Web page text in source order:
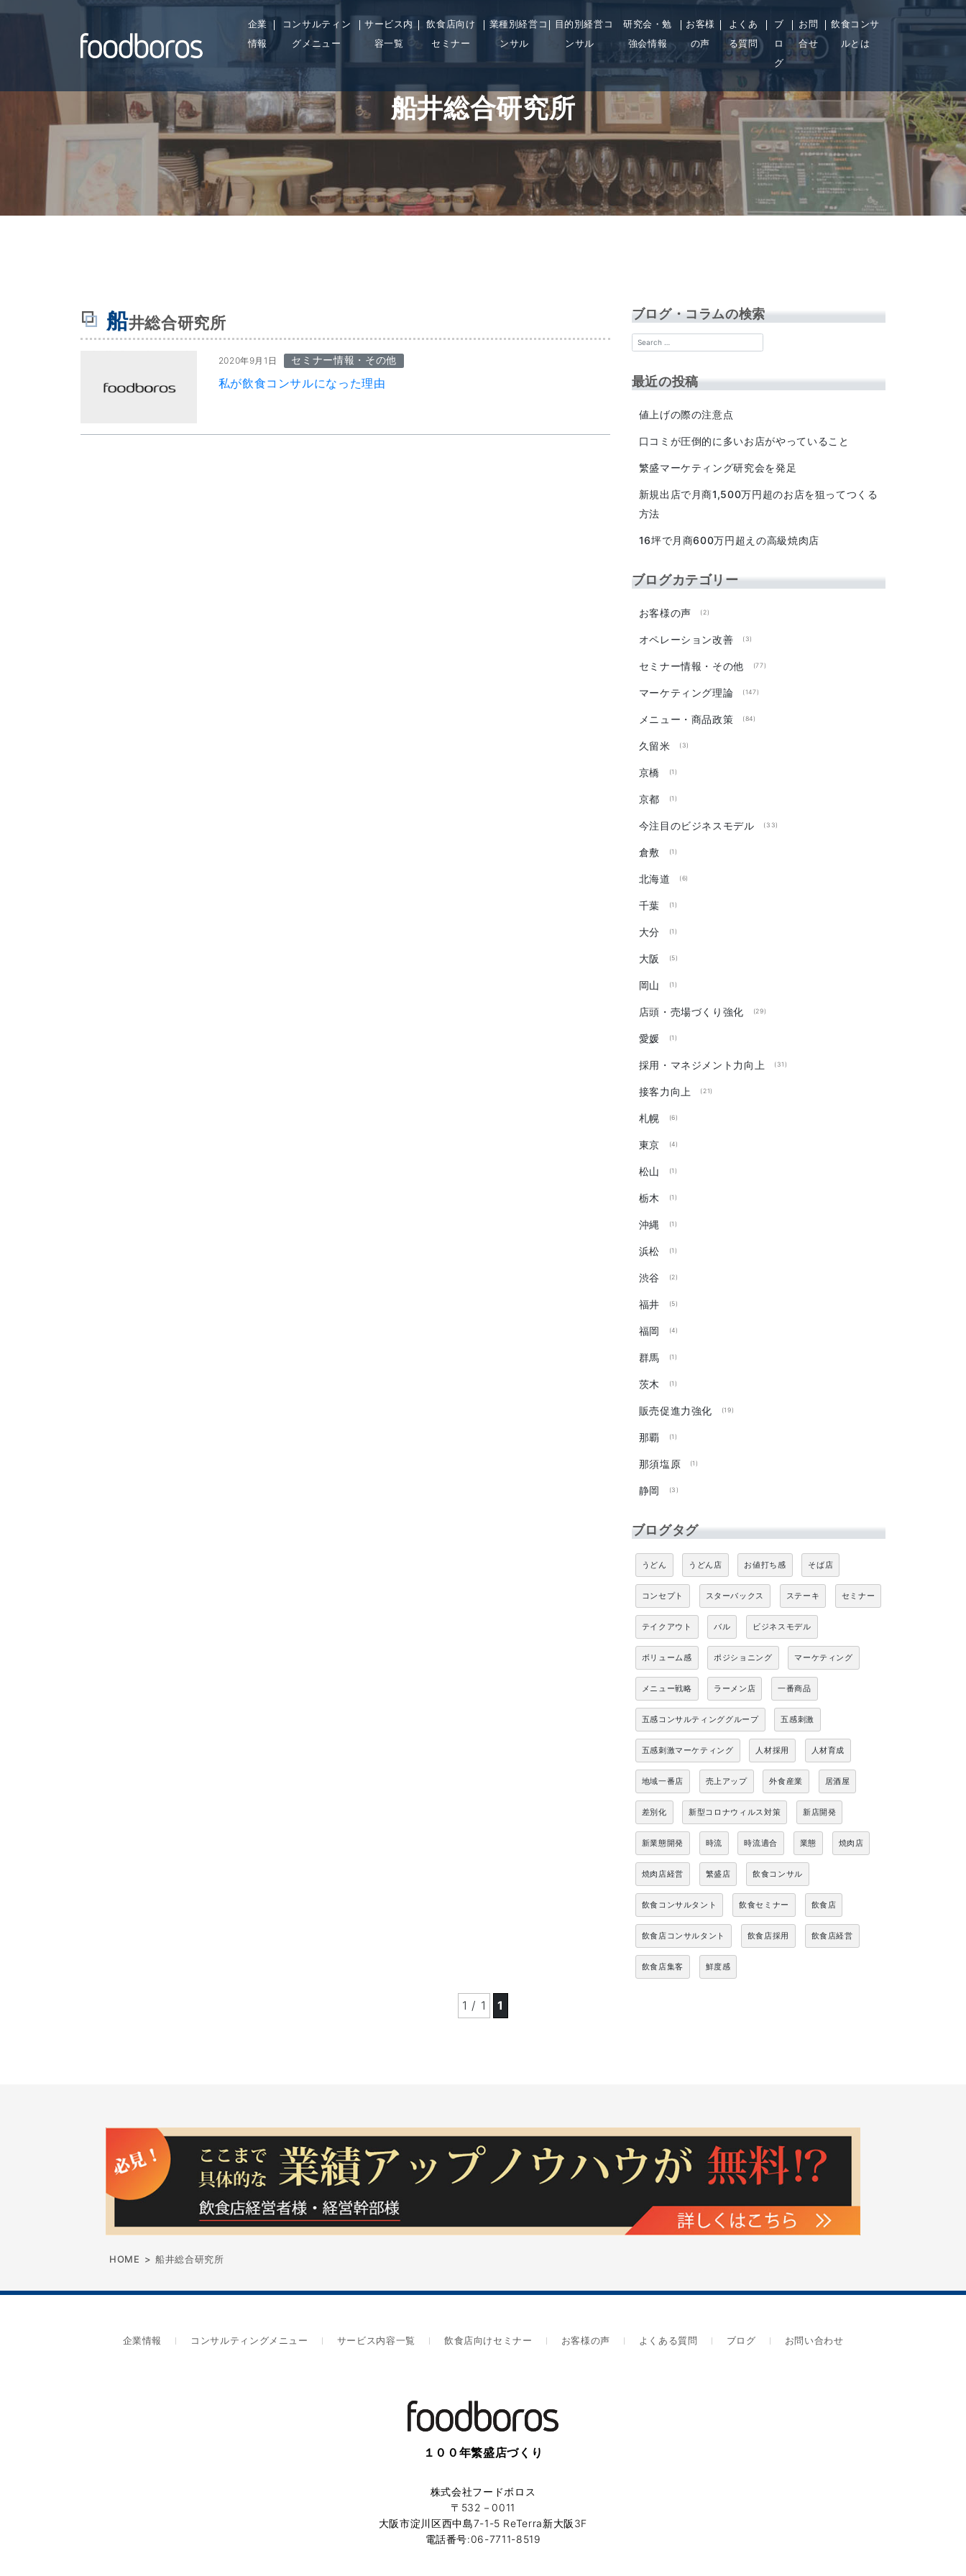
企業
情報
コンサルティン
グメニュー
サービス内
容一覧
飲食店向け
セミナー
業種別経営コ
ンサル
目的別経営コ
ンサル
研究会・勉
強会情報
お客様
の声
よくあ
る質問
ブ
ロ
グ
お問
合せ
飲食コンサ
ルとは
船井総合研究所
船井総合研究所
2020年9月1日 セミナー情報・その他
私が飲食コンサルになった理由
ブログ・コラムの検索
最近の投稿
値上げの際の注意点
口コミが圧倒的に多いお店がやっていること
繁盛マーケティング研究会を発足
新規出店で月商1,500万円超のお店を狙ってつくる
方法
16坪で月商600万円超えの高級焼肉店
ブログカテゴリー
お客様の声 (2)
オペレーション改善 (3)
セミナー情報・その他 (77)
マーケティング理論 (147)
メニュー・商品政策 (84)
久留米 (3)
京橋 (1)
京都 (1)
今注目のビジネスモデル (33)
倉敷 (1)
北海道 (6)
千葉 (1)
大分 (1)
大阪 (5)
岡山 (1)
店頭・売場づくり強化 (29)
愛媛 (1)
採用・マネジメント力向上 (31)
接客力向上 (21)
札幌 (6)
東京 (4)
松山 (1)
栃木 (1)
沖縄 (1)
浜松 (1)
渋谷 (2)
福井 (5)
福岡 (4)
群馬 (1)
茨木 (1)
販売促進力強化 (19)
那覇 (1)
那須塩原 (1)
静岡 (3)
ブログタグ
うどん うどん店 お値打ち感 そば店
コンセプト スターバックス ステーキ セミナー
テイクアウト バル ビジネスモデル
ボリューム感 ポジショニング マーケティング
メニュー戦略 ラーメン店 一番商品
五感コンサルティンググループ 五感刺激
五感刺激マーケティング 人材採用 人材育成
地域一番店 売上アップ 外食産業 居酒屋
差別化 新型コロナウィルス対策 新店開発
新業態開発 時流 時流適合 業態 焼肉店
焼肉店経営 繁盛店 飲食コンサル
飲食コンサルタント 飲食セミナー 飲食店
飲食店コンサルタント 飲食店採用 飲食店経営
飲食店集客 鮮度感
1 / 1 1
HOME > 船井総合研究所
企業情報 コンサルティングメニュー サービス内容一覧 飲食店向けセミナー お客様の声 よくある質問 ブログ お問い合わせ
１００年繁盛店づくり
株式会社フードボロス
〒532－0011
大阪市淀川区西中島7-1-5 ReTerra新大阪3F
電話番号:06-7711-8519